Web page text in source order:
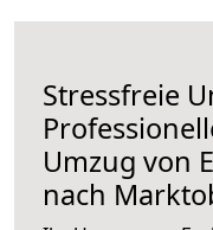
Stressfreie
Umzug von
nach